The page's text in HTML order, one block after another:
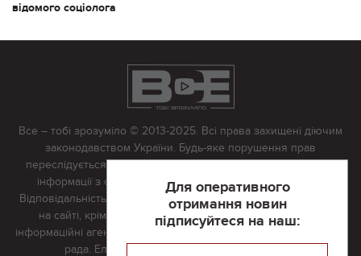
відомого соціолога
Для оперативного
отримання новин
підписуйтеся на наш:
Все – тобі зрозуміло © 2013-2025. Всі права захищені діючим
законодавством України. Будь-яке порушення прав
переслідується в судовому порядку. Будь-яке відтворення
інформації з сайту тільки з письмово дозволу редакції.
Відповідальність за достовірність усіх матеріалів, розміщених
на сайті, крім матеріалів, які містять посилання на інші
інформаційні агентства або інтернет-видання, несе редакційна
рада. Електронна пошта: